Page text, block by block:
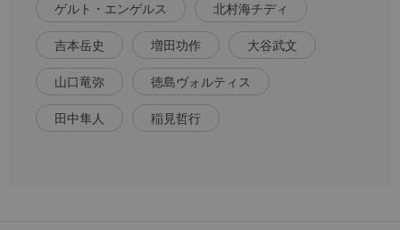
ゲルト・エンゲルス 北村海チディ
吉本岳史 増田功作 大谷武文
山口竜弥 徳島ヴォルティス
田中隼人 稲見哲行